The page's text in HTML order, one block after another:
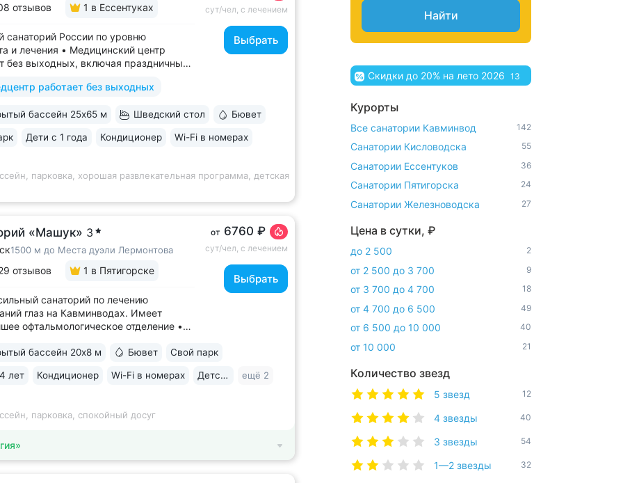
отзывов 1 в Ессентуках
санаторий России по уровню
и лечения • Медицинский центр
без выходных, включая праздничные
джакузи, каскадом
детская зона. Рядом
работает без выходных
сут/чел, с лечением
Выбрать
бассейн 25х65 м Шведский стол Бювет
Дети с 1 года Кондиционер Wi-Fi в номерах
парковка, хорошая развлекательная программа, детская
«Машук» 3
1500 м до Места дуэли Лермонтова
отзывов 1 в Пятигорске
санаторий по лечению
глаз на Кавминводах. Имеет
офтальмологическое отделение •
доступности: Место дуэли Лермонтова,
вокруг Машука. В 5 минутах ж/д
от 6760 ₽
сут/чел, с лечением
Выбрать
бассейн 20х8 м Бювет Свой парк
лет Кондиционер Wi-Fi в номерах Детская комната ещё 2
парковка, спокойный досуг
Найти
Скидки до 20% на лето 2026 13
Курорты
Все санатории Кавминвод 142
Санатории Кисловодска 55
Санатории Ессентуков 36
Санатории Пятигорска 24
Санатории Железноводска 27
Цена в сутки, ₽
до 2 500 2
от 2 500 до 3 700 9
от 3 700 до 4 700 18
от 4 700 до 6 500 49
от 6 500 до 10 000 40
от 10 000 21
Количество звезд
5 звезд 12
4 звезды 40
3 звезды 54
1—2 звезды 32